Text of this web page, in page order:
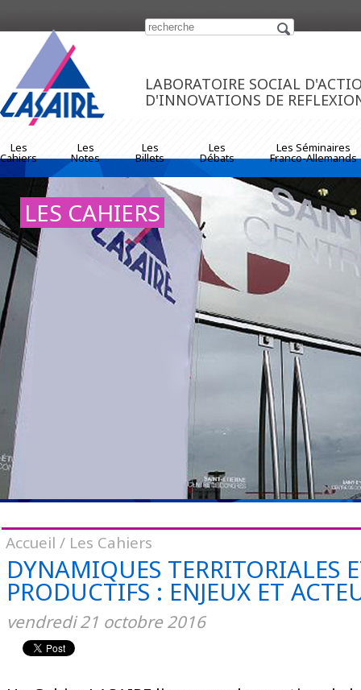
https://www.traditionrolex.com/33
LABORATOIRE SOCIAL
D'INNOVATIONS DE
Les
Cahiers
Les
Notes
Les
Billets
Les
Débats
Les Séminaires
Franco-Allemands
LES CAHIERS
Accueil / Les Cahiers
DYNAMIQUES TERRITORIALES
PRODUCTIFS : ENJEUX ET
vendredi 21 octobre 2016